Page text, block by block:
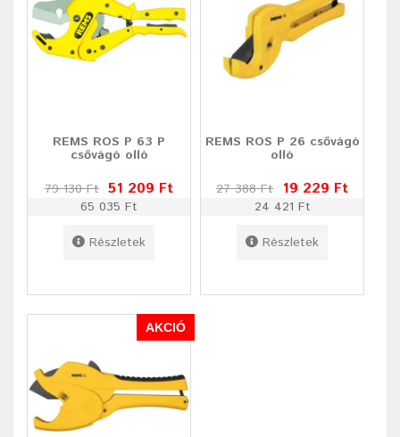
REMS ROS P 63 P
csővágó olló
79 130 Ft 51 209 Ft
65 035 Ft
Részletek
REMS ROS P 26 csővágó
olló
27 388 Ft 19 229 Ft
24 421 Ft
Részletek
AKCIÓ